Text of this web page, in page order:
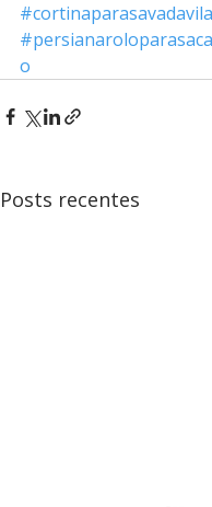
o
Posts recentes